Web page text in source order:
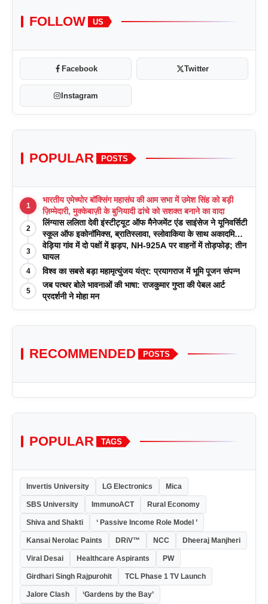
FOLLOW US
Facebook Twitter
Instagram
POPULAR POSTS
1
भारतीय एमेच्योर बॉक्सिंग महासंघ की आम सभा में उमेश सिंह को बड़ी
ज़िम्मेदारी, मुक्केबाज़ी के बुनियादी ढांचे को सशक्त बनाने का वादा
2
लिंग्यास ललिता देवी इंस्टीट्यूट ऑफ मैनेजमेंट एंड साइंसेज ने यूनिवर्सिटी
स्कूल ऑफ इकोनॉमिक्स, ब्रातिस्लावा, स्लोवाकिया के साथ अकादमिक
पत्रिकाओं में प्रकाशन रणनीतियों पर एक दिवसीय कार्यशाला का
आयोजन किया
3
वेड़िया गांव में दो पक्षों में झड़प, NH-925A पर वाहनों में तोड़फोड़; तीन
घायल
4 विश्व का सबसे बड़ा महामृत्युंजय यंत्र: प्रयागराज में भूमि पूजन संपन्न
5
जब पत्थर बोले भावनाओं की भाषा: राजकुमार गुप्ता की पेबल आर्ट
प्रदर्शनी ने मोहा मन
RECOMMENDED POSTS
POPULAR TAGS
Invertis University LG Electronics Mica
SBS University ImmunoACT Rural Economy
Shiva and Shakti ‘ Passive Income Role Model ’
Kansai Nerolac Paints DRiV™ NCC Dheeraj Manjheri
Viral Desai Healthcare Aspirants PW
Girdhari Singh Rajpurohit TCL Phase 1 TV Launch
Jalore Clash ‘Gardens by the Bay’